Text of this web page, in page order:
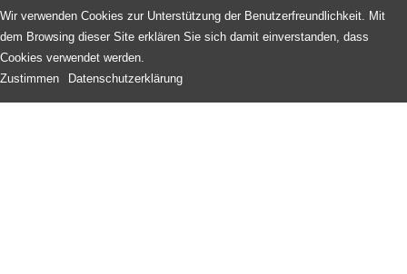
Wir verwenden Cookies zur Unterstützung der Benutzerfreundlichkeit. Mit
dem Browsing dieser Site erklären Sie sich damit einverstanden, dass
Cookies verwendet werden.
Zustimmen
Datenschutzerklärung